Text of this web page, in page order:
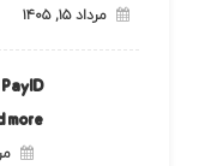
مرداد ۱۵, ۱۴۰۵